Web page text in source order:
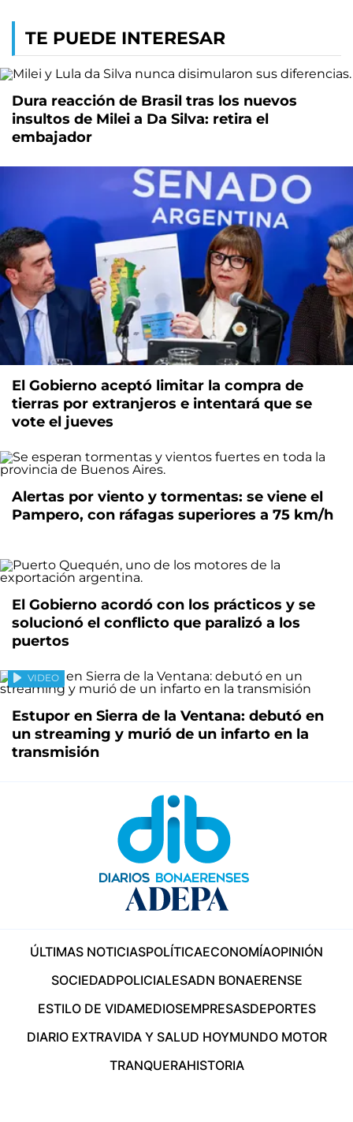
TE PUEDE INTERESAR
Dura reacción de Brasil tras los nuevos
insultos de Milei a Da Silva: retira el
embajador
El Gobierno aceptó limitar la compra de
tierras por extranjeros e intentará que se
vote el jueves
Alertas por viento y tormentas: se viene el
Pampero, con ráfagas superiores a 75 km/h
El Gobierno acordó con los prácticos y se
solucionó el conflicto que paralizó a los
puertos
VIDEO
Estupor en Sierra de la Ventana: debutó en
un streaming y murió de un infarto en la
transmisión
ÚLTIMAS NOTICIASPOLÍTICAECONOMÍAOPINIÓN
SOCIEDADPOLICIALESADN BONAERENSE
ESTILO DE VIDAMEDIOSEMPRESASDEPORTES
DIARIO EXTRAVIDA Y SALUD HOYMUNDO MOTOR
TRANQUERAHISTORIA